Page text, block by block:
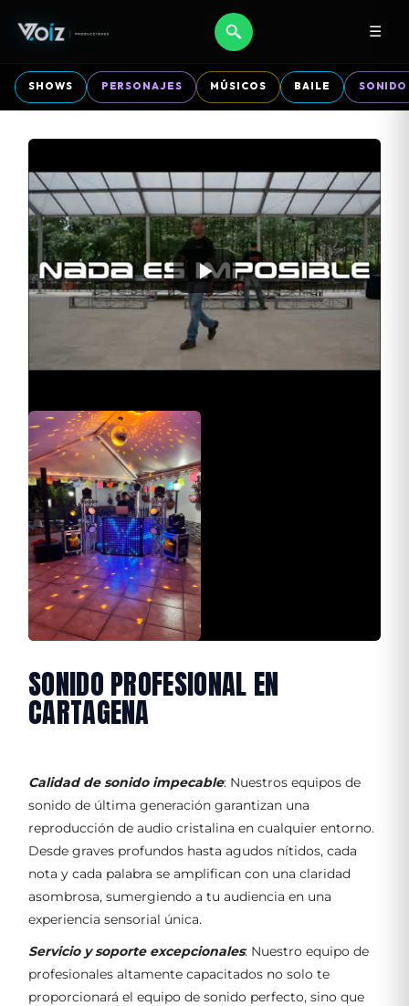
☰
SHOWS PERSONAJES MÚSICOS BAILE SONIDO
SONIDO PROFESIONAL EN
CARTAGENA
Calidad de sonido impecable: Nuestros equipos de
sonido de última generación garantizan una
reproducción de audio cristalina en cualquier entorno.
Desde graves profundos hasta agudos nítidos, cada
nota y cada palabra se amplifican con una claridad
asombrosa, sumergiendo a tu audiencia en una
experiencia sensorial única.
Servicio y soporte excepcionales: Nuestro equipo de
profesionales altamente capacitados no solo te
proporcionará el equipo de sonido perfecto, sino que